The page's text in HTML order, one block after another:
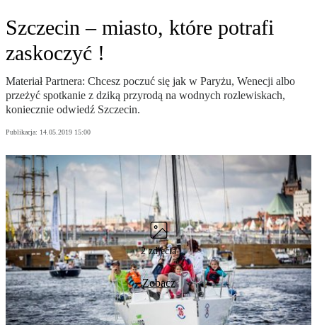
Szczecin – miasto, które potrafi
zaskoczyć !
Materiał Partnera: Chcesz poczuć się jak w Paryżu, Wenecji albo
przeżyć spotkanie z dziką przyrodą na wodnych rozlewiskach,
koniecznie odwiedź Szczecin.
Publikacja: 14.05.2019 15:00
2 zdjęcia
Zobacz